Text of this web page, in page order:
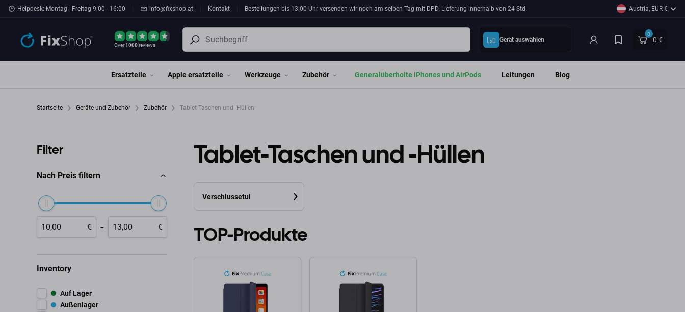
Zum Hauptinhalt springen
Helpdesk: Montag - Freitag 9:00 - 16:00 info@fixshop.at Kontakt Bestellungen bis 13:00 Uhr versenden wir noch am selben Tag mit DPD. Lieferung innerhalb von 24 Std. Austria, EUR €
Over1000reviews
Gerät auswählen
0
0 €
Ersatzteile Apple ersatzteile Werkzeuge Zubehör Generalüberholte iPhones und AirPods Leitungen Blog
Startseite Geräte und Zubehör Zubehör Tablet-Taschen und -Hüllen
Filter
Nach Preis filtern
€ - €
Inventory
Auf Lager
Außenlager
Tablet-Taschen und -Hüllen
Verschlussetui
TOP-Produkte